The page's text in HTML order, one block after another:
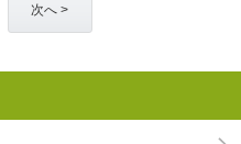
次へ >